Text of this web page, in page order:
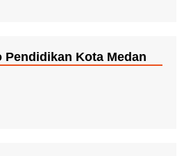
Pendidikan Kota Medan